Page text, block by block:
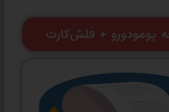
پومودورو + فلش‌کارت